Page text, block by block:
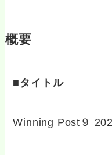
概要
■タイトル
Winning Post９